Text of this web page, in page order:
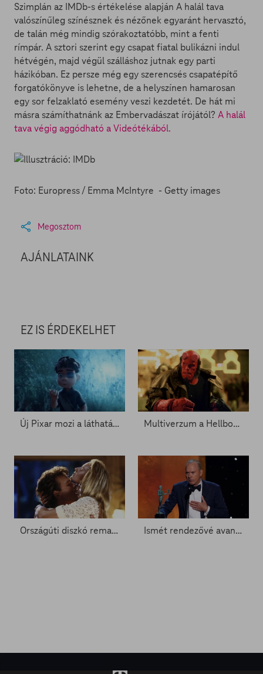
Szimplán az IMDb-s értékelése alapján A halál tava
valószínűleg színésznek és nézőnek egyaránt hervasztó,
de talán még mindig szórakoztatóbb, mint a fenti
rímpár. A sztori szerint egy csapat fiatal bulikázni indul
hétvégén, majd végül szálláshoz jutnak egy parti
házikóban. Ez persze még egy szerencsés csapatépítő
forgatókönyve is lehetne, de a helyszínen hamarosan
egy sor felzaklató esemény veszi kezdetét. De hát mi
másra számíthatnánk az Embervadászat írójától? A halál
tava végig aggódható a Videótékából.
Foto: Europress / Emma McIntyre - Getty images
Megosztom
AJÁNLATAINK
EZ IS ÉRDEKELHET
Új Pixar mozi a láthatáron - Zacc nélkül 1700. Multiverzum a Hellboyban - Zacc nélkül 1534.
Országúti diszkó remake - Zacc nélkül 1508. Ismét rendezővé avanzsál Michael Keaton